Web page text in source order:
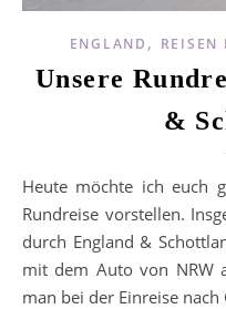
ENGLAND , REISEN
Unsere
&
Heute möchte ich euch gerne die genaue Route unserer
Rundreise vorstellen.
durch England &
mit dem Auto von NRW
man bei der Einreise